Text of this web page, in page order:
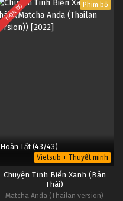
TRỌN BỘ Phim bộ
Hoàn Tất (43/43)
Vietsub + Thuyết minh
Chuyện Tình Biển Xanh (Bản
Thái)
Matcha Anda (Thailan version)